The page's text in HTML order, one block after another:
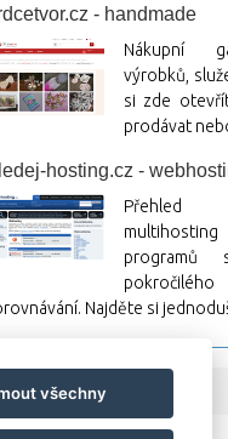
- handmade
Nákupní
výrobků,
si zde
prodávat
hosting.cz -
Přehled
programů
Najděte si
všechny